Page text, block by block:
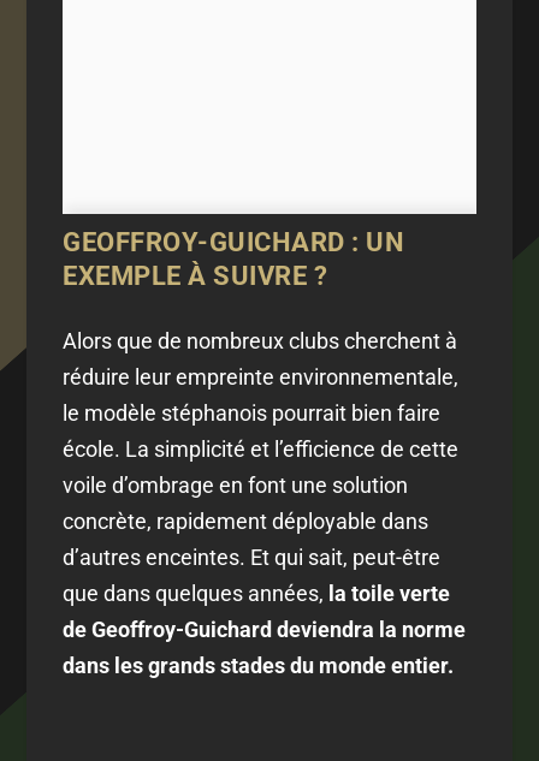
GEOFFROY-GUICHARD : UN
EXEMPLE À SUIVRE ?
Alors que de nombreux clubs cherchent à
réduire leur empreinte environnementale,
le modèle stéphanois pourrait bien faire
école. La simplicité et l’efficience de cette
voile d’ombrage en font une solution
concrète, rapidement déployable dans
d’autres enceintes. Et qui sait, peut-être
que dans quelques années, la toile verte
de Geoffroy-Guichard deviendra la norme
dans les grands stades du monde entier.